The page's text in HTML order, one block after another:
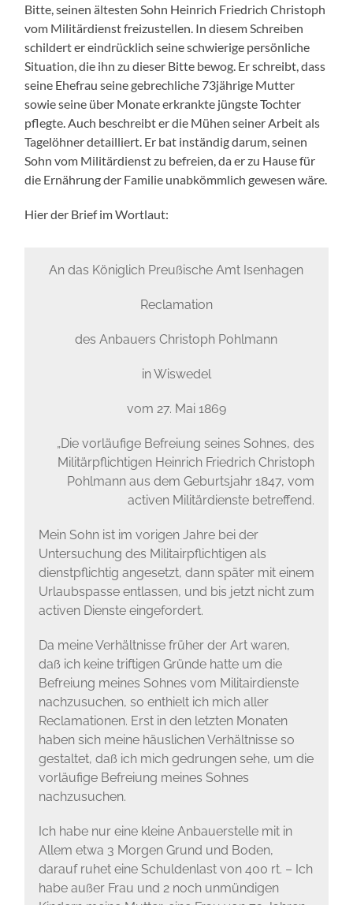
Bitte, seinen ältesten Sohn Heinrich Friedrich Christoph
vom Militärdienst freizustellen. In diesem Schreiben
schildert er eindrücklich seine schwierige persönliche
Situation, die ihn zu dieser Bitte bewog. Er schreibt, dass
seine Ehefrau seine gebrechliche 73jährige Mutter
sowie seine über Monate erkrankte jüngste Tochter
pflegte. Auch beschreibt er die Mühen seiner Arbeit als
Tagelöhner detailliert. Er bat inständig darum, seinen
Sohn vom Militärdienst zu befreien, da er zu Hause für
die Ernährung der Familie unabkömmlich gewesen wäre.
Hier der Brief im Wortlaut:
An das Königlich Preußische Amt Isenhagen
Reclamation
des Anbauers Christoph Pohlmann
in Wiswedel
vom 27. Mai 1869
„Die vorläufige Befreiung seines Sohnes, des
Militärpflichtigen Heinrich Friedrich Christoph
Pohlmann aus dem Geburtsjahr 1847, vom
activen Militärdienste betreffend.
Mein Sohn ist im vorigen Jahre bei der
Untersuchung des Militairpflichtigen als
dienstpflichtig angesetzt, dann später mit einem
Urlaubspasse entlassen, und bis jetzt nicht zum
activen Dienste eingefordert.
Da meine Verhältnisse früher der Art waren,
daß ich keine triftigen Gründe hatte um die
Befreiung meines Sohnes vom Militairdienste
nachzusuchen, so enthielt ich mich aller
Reclamationen. Erst in den letzten Monaten
haben sich meine häuslichen Verhältnisse so
gestaltet, daß ich mich gedrungen sehe, um die
vorläufige Befreiung meines Sohnes
nachzusuchen.
Ich habe nur eine kleine Anbauerstelle mit in
Allem etwa 3 Morgen Grund und Boden,
darauf ruhet eine Schuldenlast von 400 rt. – Ich
habe außer Frau und 2 noch unmündigen